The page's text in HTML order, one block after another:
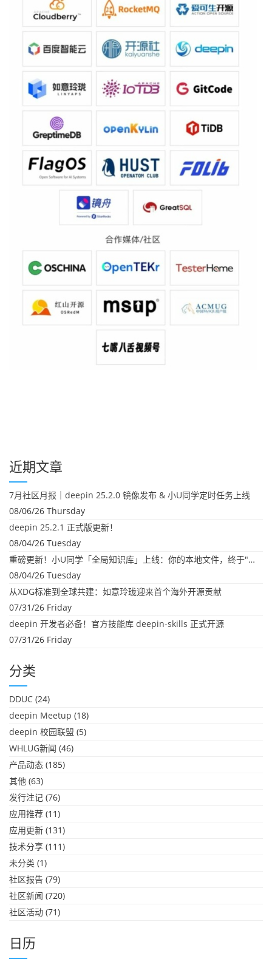
近期文章
7月社区月报｜deepin 25.2.0 镜像发布 & 小U同学定时任务上线
08/06/26 Thursday
deepin 25.2.1 正式版更新！
08/04/26 Tuesday
重磅更新！小U同学「全局知识库」上线：你的本地文件，终于"活"起来了
08/04/26 Tuesday
从XDG标准到全球共建：如意玲珑迎来首个海外开源贡献
07/31/26 Friday
deepin 开发者必备！官方技能库 deepin-skills 正式开源
07/31/26 Friday
分类
DDUC (24)
deepin Meetup (18)
deepin 校园联盟 (5)
WHLUG新闻 (46)
产品动态 (185)
其他 (63)
发行注记 (76)
应用推荐 (11)
应用更新 (131)
技术分享 (111)
未分类 (1)
社区报告 (79)
社区新闻 (720)
社区活动 (71)
日历